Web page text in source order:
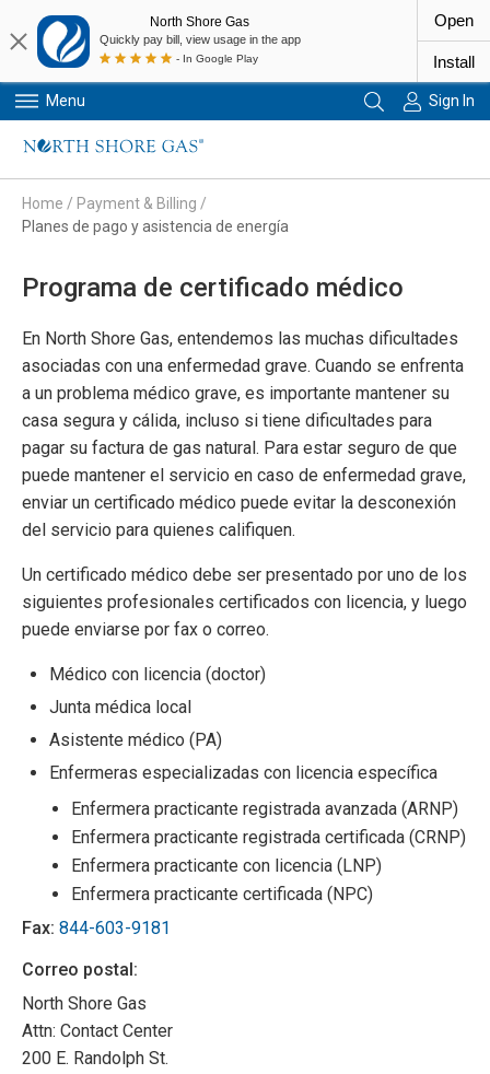
Menu Sign In
Home / Payment & Billing /
Planes de pago y asistencia de energía
Programa de certificado médico
En North Shore Gas, entendemos las muchas dificultades
asociadas con una enfermedad grave. Cuando se enfrenta
a un problema médico grave, es importante mantener su
casa segura y cálida, incluso si tiene dificultades para
pagar su factura de gas natural. Para estar seguro de que
puede mantener el servicio en caso de enfermedad grave,
enviar un certificado médico puede evitar la desconexión
del servicio para quienes califiquen.
Un certificado médico debe ser presentado por uno de los
siguientes profesionales certificados con licencia, y luego
puede enviarse por fax o correo.
Médico con licencia (doctor)
Junta médica local
Asistente médico (PA)
Enfermeras especializadas con licencia específica
Enfermera practicante registrada avanzada (ARNP)
Enfermera practicante registrada certificada (CRNP)
Enfermera practicante con licencia (LNP)
Enfermera practicante certificada (NPC)
Fax: 844-603-9181
Correo postal:
North Shore Gas
Attn: Contact Center
200 E. Randolph St.
North Shore Gas
Quickly pay bill, view usage in the app
- In Google Play
Open
Install